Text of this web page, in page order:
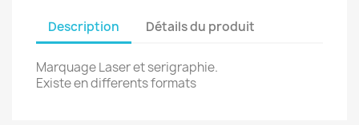
Description Détails du produit
Marquage Laser et serigraphie.
Existe en differents formats